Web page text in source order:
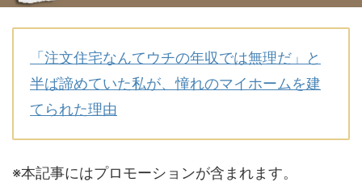
「注文住宅なんてウチの年収では無理だ」と
半ば諦めていた私が、憧れのマイホームを建
てられた理由
※本記事にはプロモーションが含まれます。